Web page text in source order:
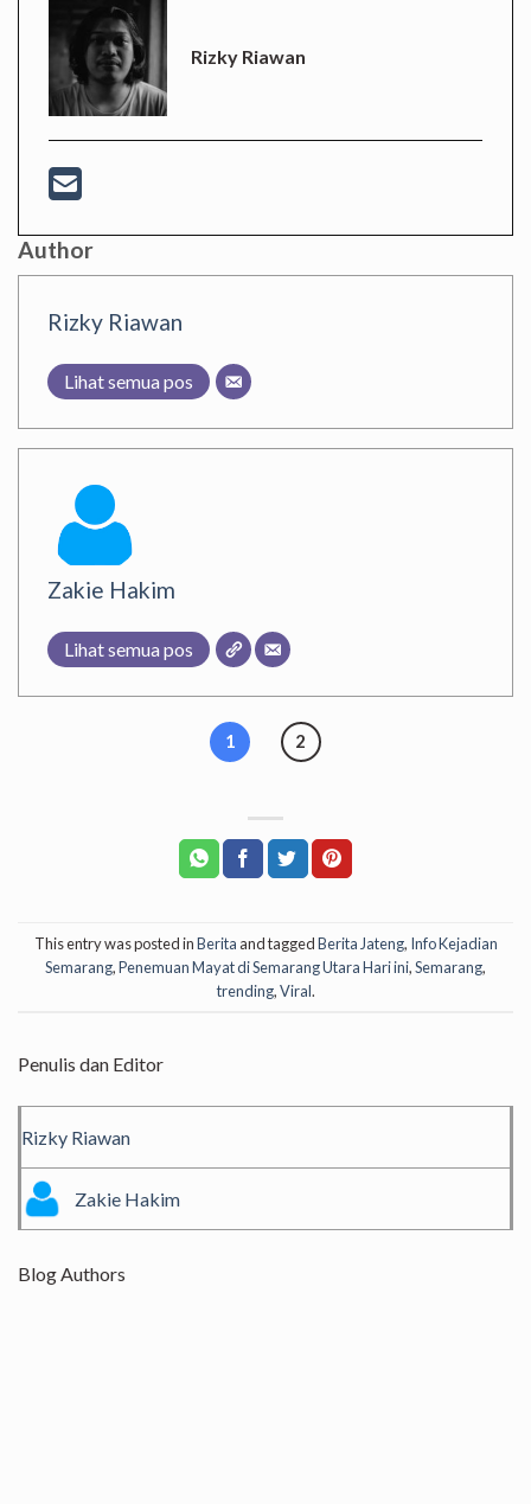
Rizky Riawan
Author
Rizky Riawan
Lihat semua pos
Zakie Hakim
Lihat semua pos
1 2
This entry was posted inBerita and taggedBerita Jateng, Info Kejadian
Semarang,Penemuan Mayat di Semarang Utara Hari ini,Semarang,
trending,Viral.
Penulis dan Editor
Rizky Riawan
Zakie Hakim
Blog Authors